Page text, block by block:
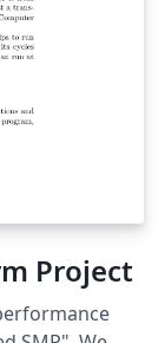
Project